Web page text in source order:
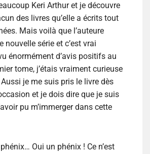
Keri Arthur et je découvre
des livres qu’elle a écrits tout
Mais voilà que l’auteure
nouvelle série et c’est vrai
énormément d’avis positifs au
tome, j’étais vraiment curieuse
je me suis pris le livre dès
et je dois dire que je suis
pu m’immerger dans cette
Oui un phénix ! Ce n’est